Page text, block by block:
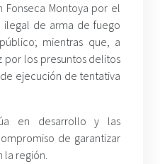
Fonseca Montoya por el
de arma de fuego
mientras que, a
por los presuntos delitos
ejecución de tentativa
en desarrollo y las
de garantizar
la región.